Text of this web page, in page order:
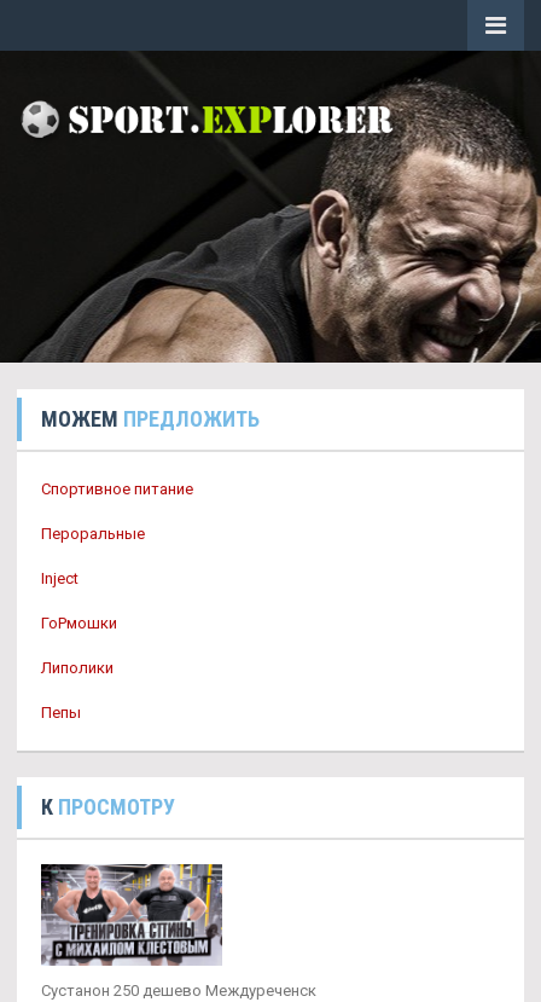
МОЖЕМ ПРЕДЛОЖИТЬ
Спортивное питание
Пероральные
Inject
ГоРмошки
Липолики
Пепы
К ПРОСМОТРУ
Сустанон 250 дешево Междуреченск